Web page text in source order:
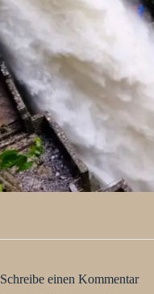
Schreibe einen Kommentar